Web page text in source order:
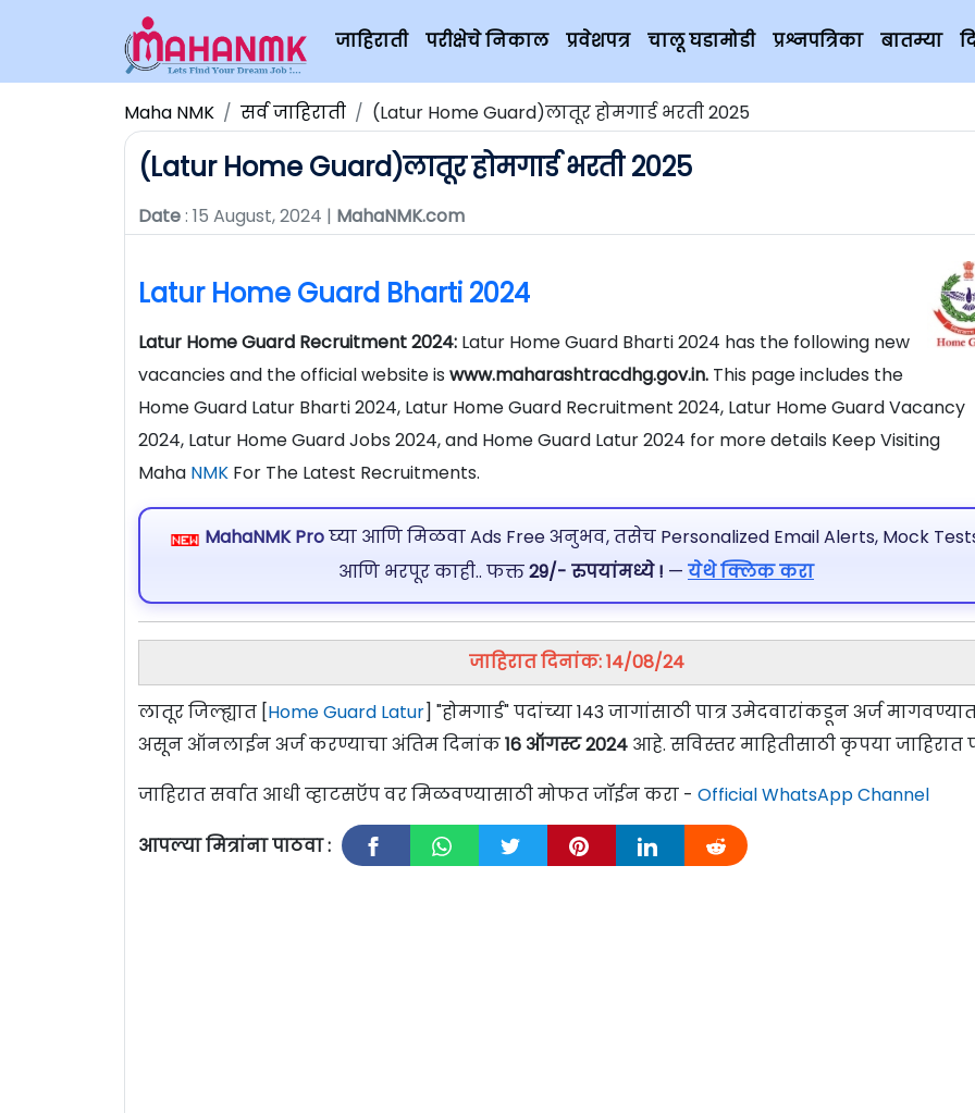
जाहिराती परीक्षेचे निकाल प्रवेशपत्र चालू घडामोडी प्रश्नपत्रिका बातम्या
Maha NMK सर्व जाहिराती (Latur Home Guard)लातूर होमगार्ड भरती 2025
(Latur Home Guard)लातूर होमगार्ड भरती 2025
Date: 15 August, 2024 | MahaNMK.com
Latur Home Guard Bharti 2024
Latur Home Guard Recruitment 2024: Latur Home Guard Bharti 2024 has the following new
vacancies and the official website is www.maharashtracdhg.gov.in. This page includes the
Home Guard Latur Bharti 2024, Latur Home Guard Recruitment 2024, Latur Home Guard Vacancy
2024, Latur Home Guard Jobs 2024, and Home Guard Latur 2024 for more details Keep Visiting
Maha NMK For The Latest Recruitments.
MahaNMK Proघ्या आणि मिळवा Ads Free अनुभव, तसेच Personalized Email Alerts, Mock
आणि भरपूर काही.. फक्त29/- रुपयांमध्ये ! — येथे क्लिक करा
जाहिरात दिनांक: 14/08/24
लातूर जिल्ह्यात [Home Guard Latur] "होमगार्ड" पदांच्या 143 जागांसाठी पात्र उमेदवारांकडून अर्ज
असून ऑनलाईन अर्ज करण्याचा अंतिम दिनांक16 ऑगस्ट 2024 आहे. सविस्तर माहितीसाठी कृपया जाहिरात
जाहिरात सर्वात आधी व्हाटसऍप वर मिळवण्यासाठी मोफत जॉईन करा - Official WhatsApp Channel
आपल्या मित्रांना पाठवा :